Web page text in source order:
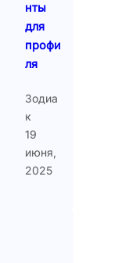
нты
для
профи
ля
Зодиа
к
19
июня,
2025